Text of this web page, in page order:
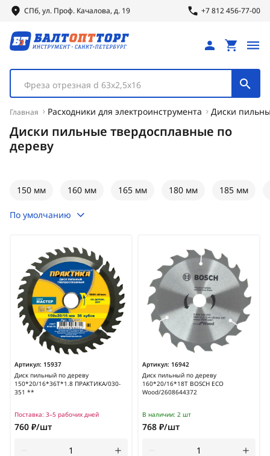
СПб, ул. Проф. Качалова, д. 19 +7 812 456-77-00
Фреза отрезная d 63х2,5х16
Главная Расходники для электроинструмента Диски
Диски пильные твердосплавные по
дереву
150 мм 160 мм 165 мм 180 мм 185 мм
По умолчанию
Артикул: 15937
Диск пильный по дереву
150*20/16*36Т*1.8 ПРАКТИКА/030-
351 **
Поставка: 3–5 рабочих дней
760 ₽/шт
Артикул: 16942
Диск пильный по дереву
160*20/16*18T BOSCH ECO
Wood/2608644372
В наличии: 2 шт
768 ₽/шт